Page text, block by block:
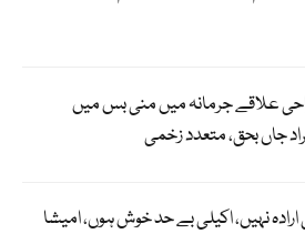
علاقے جرمانہ میں منی بس میں
نہیں، اکیلی بے حد خوش ہوں، امیشا